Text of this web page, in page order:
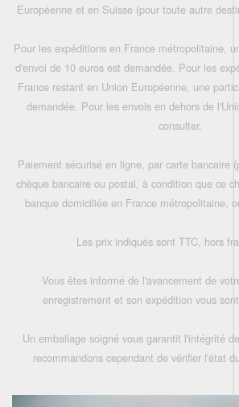
Européenne et en Suisse (pour toute autre
Pour les expéditions en France métropolitaine,
d'envoi de 10 euros est demandée. Pour les
France restant en Union Européenne, une
demandée. Pour les envois en dehors de
consulter.
Paiement sécurisé en ligne, par carte bancaire
chèque bancaire ou postal, à condition que ce
banque domiciliée en France métropolitaine,
Les prix indiqués sont TTC, hors
Vous êtes informé de l'avancement de
enregistrement et son expédition vous
Un emballage soigné vous garantit l'intégrité
recommandons cependant de vérifier l'état